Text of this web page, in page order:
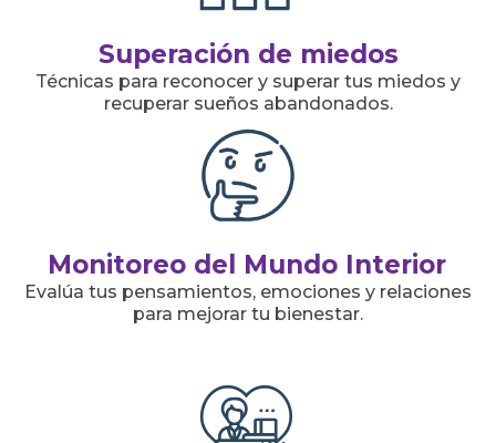
Superación de miedos
Técnicas para reconocer y superar tus miedos y
recuperar sueños abandonados.
Monitoreo del Mundo Interior
Evalúa tus pensamientos, emociones y relaciones
para mejorar tu bienestar.